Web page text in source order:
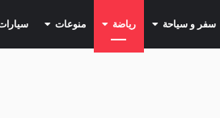
سفر و سياحة (current) رياضة (current) منوعات (current)